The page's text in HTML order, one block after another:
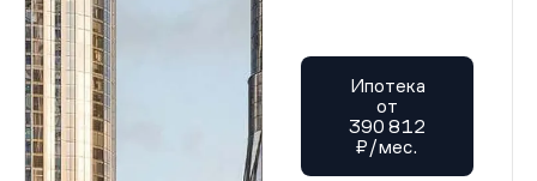
Ипотека
от
390 812
₽/мес.